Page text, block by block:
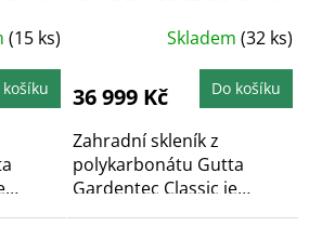
(15 ks)
košíku
Průměrné
hodnocení
4,5
z
hvězdiček.
Skladem(32 ks)
36 999 Kč Do košíku
Zahradní skleník z
polykarbonátu Gutta
Gardentec Classic je
obloukový zahradní